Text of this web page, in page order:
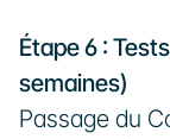
Étape 6 :
semaines)
Passage du